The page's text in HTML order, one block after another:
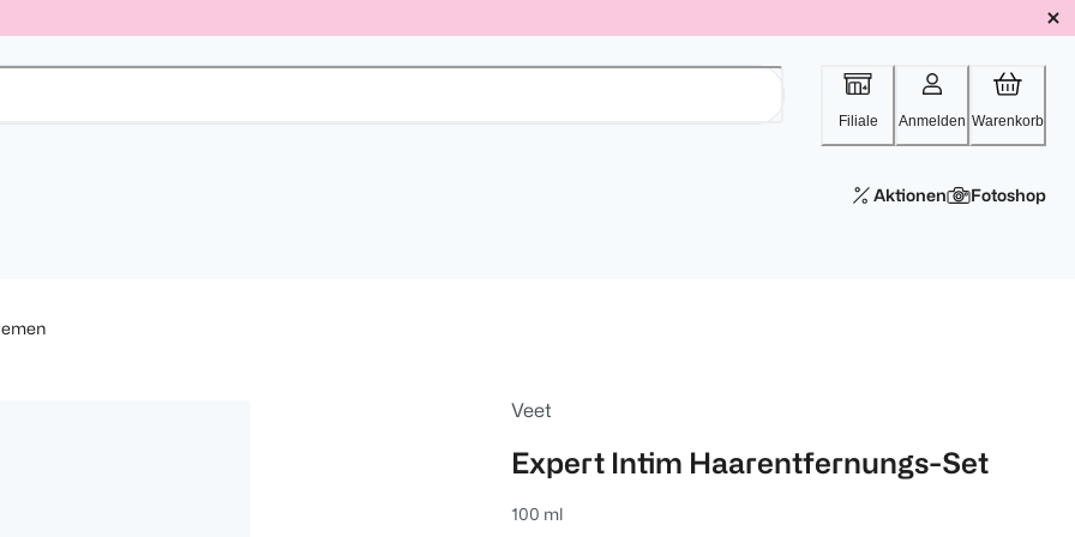
Filiale Anmelden Warenkorb
Aktionen Fotoshop
Veet
Expert Intim Haarentfernungs-Set
100 ml